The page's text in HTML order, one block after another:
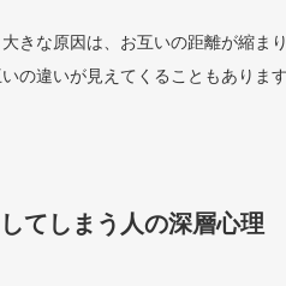
きな原因は、お互いの距離が縮ま
の違いが見えてくることもあります
てしまう人の深層心理